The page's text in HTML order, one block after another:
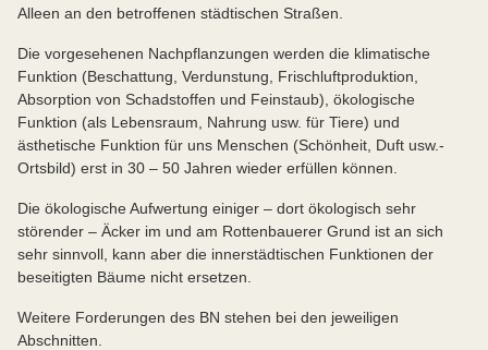
Alleen an den betroffenen städtischen Straßen.
Die vorgesehenen Nachpflanzungen werden die klimatische
Funktion (Beschattung, Verdunstung, Frischluftproduktion,
Absorption von Schadstoffen und Feinstaub), ökologische
Funktion (als Lebensraum, Nahrung usw. für Tiere) und
ästhetische Funktion für uns Menschen (Schönheit, Duft usw.-
Ortsbild) erst in 30 – 50 Jahren wieder erfüllen können.
Die ökologische Aufwertung einiger – dort ökologisch sehr
störender – Äcker im und am Rottenbauerer Grund ist an sich
sehr sinnvoll, kann aber die innerstädtischen Funktionen der
beseitigten Bäume nicht ersetzen.
Weitere Forderungen des BN stehen bei den jeweiligen
Abschnitten.